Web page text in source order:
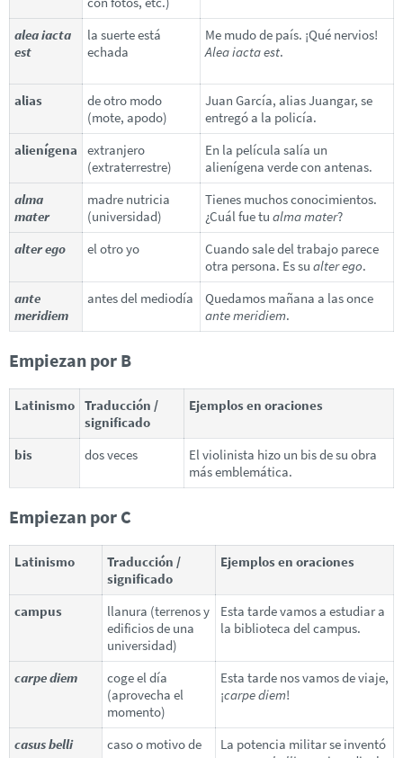
alea iacta
est
la suerte está
echada
Me mudo de país. ¡Qué nervios!
Alea iacta est.
alias
de otro modo
(mote, apodo)
Juan García, alias Juangar, se
entregó a la policía.
alienígena
extranjero
(extraterrestre)
En la película salía un
alienígena verde con antenas.
alma
mater
madre nutricia
(universidad)
Tienes muchos conocimientos.
¿Cuál fue tu alma mater?
alter ego
el otro yo
Cuando sale del trabajo parece
otra persona. Es su alter ego.
ante
meridiem
antes del mediodía
Quedamos mañana a las once
ante meridiem.
Empiezan por B
Latinismo Traducción /
significado
Ejemplos en oraciones
bis dos veces
El violinista hizo un bis de su obra
más emblemática.
Empiezan por C
Latinismo
Traducción /
significado
Ejemplos en oraciones
campus
llanura (terrenos y
edificios de una
universidad)
Esta tarde vamos a estudiar a
la biblioteca del campus.
carpe diem
coge el día
(aprovecha el
momento)
Esta tarde nos vamos de viaje,
¡carpe diem!
casus belli
caso o motivo de
La potencia militar se inventó